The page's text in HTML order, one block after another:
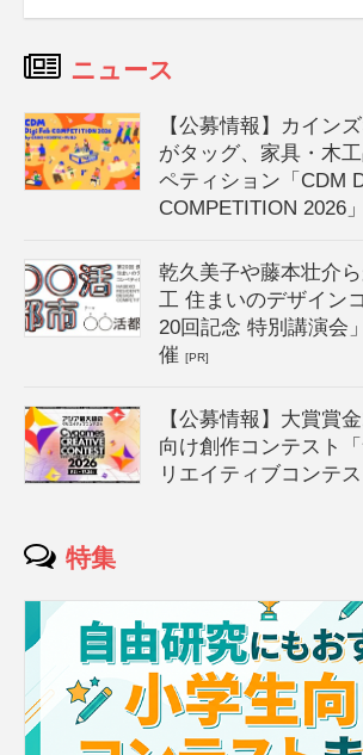
ニュース
【公募情報】カイン
がタッグ、家具・木
ペティション「CDM
COMPETITION 2026
乾久美子や藤本壮介
工 住まいのデザイン
20回記念 特別講演会
催[PR]
【公募情報】大賞賞
向け創作コンテスト
リエイティブコンテ
特集